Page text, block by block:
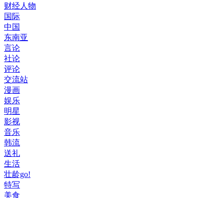
财经人物
国际
中国
东南亚
言论
社论
评论
交流站
漫画
娱乐
明星
影视
音乐
韩流
送礼
生活
壮龄go!
特写
美食